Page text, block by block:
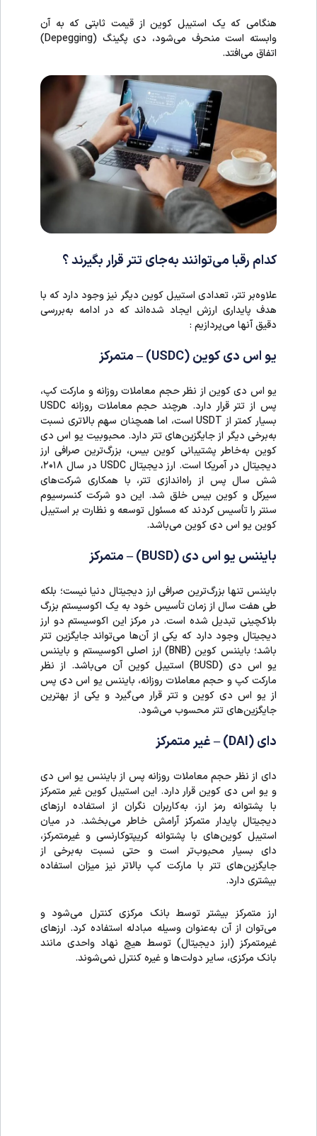
هنگامی که یک استیبل کوین از قیمت ثابتی که به آن
وابسته است منحرف می‌شود، دی پگینگ (Depegging)
اتفاق می‌افتد.
کدام رقبا می‌توانند به‌جای تتر قرار بگیرند ؟
علاوه‌بر تتر، تعدادی استیبل کوین دیگر نیز وجود دارد که با
هدف پایداری ارزش ایجاد شده‌اند که در ادامه به‌بررسی
دقیق آنها می‌پردازیم :
یو اس دی کوین (USDC) – متمرکز
یو اس دی کوین از نظر حجم معاملات روزانه و مارکت کپ،
پس از تتر قرار دارد. هرچند حجم معاملات روزانه USDC
بسیار کمتر از USDT است، اما همچنان سهم بالاتری نسبت
به‌برخی دیگر از جایگزین‌های تتر دارد. محبوبیت یو اس دی
کوین به‌خاطر پشتیبانی کوین بیس، بزرگ‌ترین صرافی ارز
دیجیتال در آمریکا است. ارز دیجیتال USDC در سال ۲۰۱۸،
شش سال پس از راه‌اندازی تتر، با همکاری شرکت‌های
سیرکل و کوین بیس خلق شد. این دو شرکت کنسرسیوم
سنتر را تأسیس کردند که مسئول توسعه و نظارت بر استیبل
کوین یو اس دی کوین می‌باشد.
بایننس یو اس دی (BUSD) – متمرکز
بایننس تنها بزرگ‌ترین صرافی ارز دیجیتال دنیا نیست؛ بلکه
طی هفت سال از زمان تأسیس خود به یک اکوسیستم بزرگ
بلاکچینی تبدیل شده است. در مرکز این اکوسیستم دو ارز
دیجیتال وجود دارد که یکی از آن‌ها می‌تواند جایگزین تتر
باشد؛ بایننس کوین (BNB) ارز اصلی اکوسیستم و بایننس
یو اس دی (BUSD) استیبل کوین آن می‌باشد. از نظر
مارکت کپ و حجم معاملات روزانه، بایننس یو اس دی پس
از یو اس دی کوین و تتر قرار می‌گیرد و یکی از بهترین
جایگزین‌های تتر محسوب می‌شود.
دای (DAI) – غیر متمرکز
دای از نظر حجم معاملات روزانه پس از بایننس یو اس دی
و یو اس دی کوین قرار دارد. این استیبل کوین غیر متمرکز
با پشتوانه رمز ارز، به‌کاربران نگران از استفاده ارزهای
دیجیتال پایدار متمرکز آرامش خاطر می‌بخشد. در میان
استیبل کوین‌های با پشتوانه کریپتوکارنسی و غیرمتمرکز،
دای بسیار محبوب‌تر است و حتی نسبت به‌برخی از
جایگزین‌های تتر با مارکت کپ بالاتر نیز میزان استفاده
بیشتری دارد.
ارز متمرکز بیشتر توسط بانک مرکزی کنترل می‌شود و
می‌توان از آن به‌عنوان وسیله مبادله استفاده کرد. ارزهای
غیرمتمرکز (ارز دیجیتال) توسط هیچ نهاد واحدی مانند
بانک مرکزی، سایر دولت‌ها و غیره کنترل نمی‌شوند.